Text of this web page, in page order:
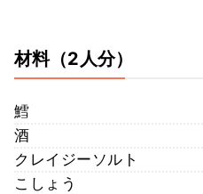
材料（2人分）
鱈
酒
クレイジーソルト
こしょう